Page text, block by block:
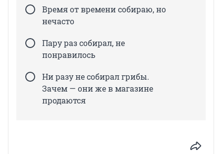
Время от времени собираю, но
нечасто
Пару раз собирал, не
понравилось
Ни разу не собирал грибы.
Зачем — они же в магазине
продаются